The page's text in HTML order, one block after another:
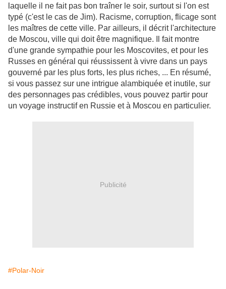
laquelle il ne fait pas bon traîner le soir, surtout si l'on est
typé (c'est le cas de Jim). Racisme, corruption, flicage sont
les maîtres de cette ville. Par ailleurs, il décrit l'architecture
de Moscou, ville qui doit être magnifique. Il fait montre
d'une grande sympathie pour les Moscovites, et pour les
Russes en général qui réussissent à vivre dans un pays
gouverné par les plus forts, les plus riches, ... En résumé,
si vous passez sur une intrigue alambiquée et inutile, sur
des personnages pas crédibles, vous pouvez partir pour
un voyage instructif en Russie et à Moscou en particulier.
Publicité
#Polar-Noir